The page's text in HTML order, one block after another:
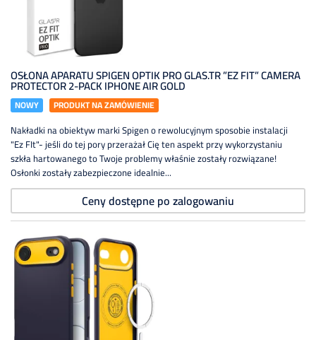
OSŁONA APARATU SPIGEN OPTIK PRO GLAS.TR ”EZ FIT” CAMERA
PROTECTOR 2-PACK IPHONE AIR GOLD
NOWY PRODUKT NA ZAMÓWIENIE
Nakładki na obiektyw marki Spigen o rewolucyjnym sposobie instalacji
"Ez FIt"- jeśli do tej pory przerażał Cię ten aspekt przy wykorzystaniu
szkła hartowanego to Twoje problemy właśnie zostały rozwiązane!
Osłonki zostały zabezpieczone idealnie...
Ceny dostępne po zalogowaniu